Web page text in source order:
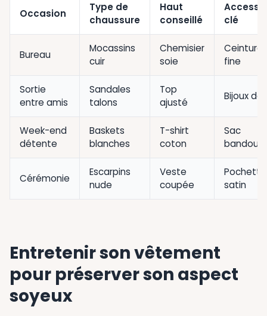
Occasion
Type de
chaussure
Haut
conseillé
clé
Bureau
Mocassins
cuir
Chemisier
soie
Ceinture
fine
Sortie
entre amis
Sandales
talons
Top
ajusté
Bijoux
Week-end
détente
Baskets
blanches
T-shirt
coton
Sac
Cérémonie
Escarpins
nude
Veste
coupée
Pochette
satin
Entretenir son vêtement
pour préserver son aspect
soyeux